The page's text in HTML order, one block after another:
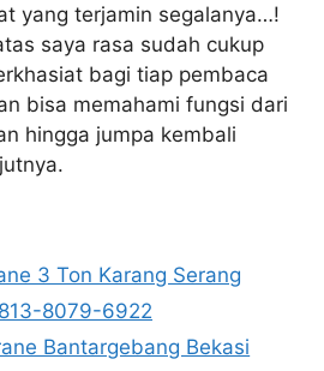
yang terjamin segalanya…!
saya rasa sudah cukup
bagi tiap pembaca
bisa memahami fungsi dari
hingga jumpa kembali
3 Ton Karang Serang
8079-6922
Bantargebang Bekasi